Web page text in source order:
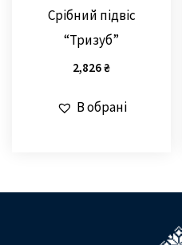
Срібний підвіс
“Тризуб”
2,826₴
В обрані